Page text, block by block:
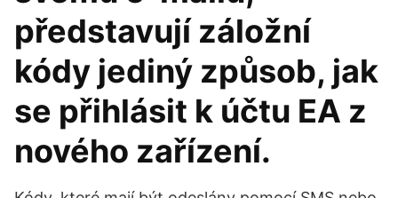
představují záložní
kódy jediný způsob, jak
se přihlásit k účtu EA z
nového zařízení.